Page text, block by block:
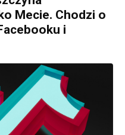
Mecie. Chodzi o
i